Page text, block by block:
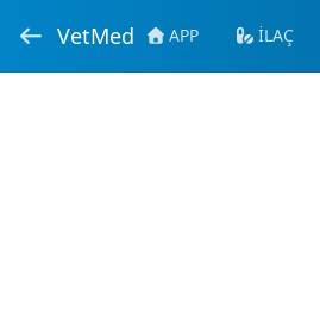
VetMed APP İLAÇ